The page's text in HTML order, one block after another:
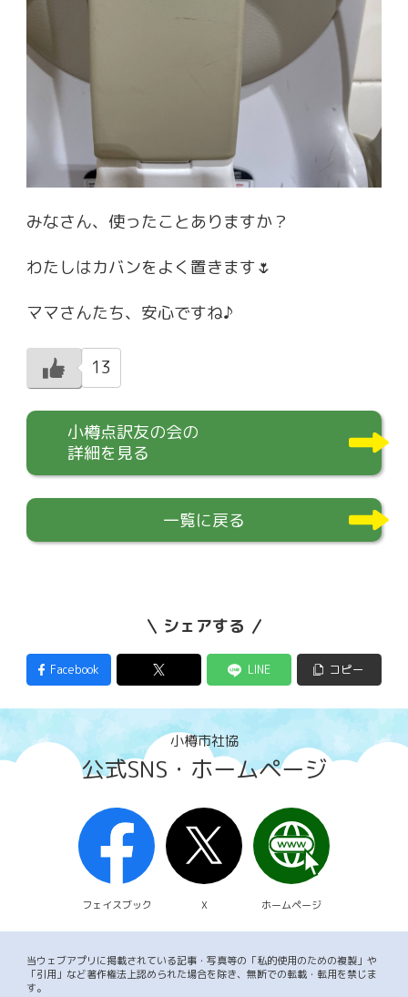
みなさん、使ったことありますか？
わたしはカバンをよく置きます🌷
ママさんたち、安心ですね♪
13
小樽点訳友の会の
詳細を見る
一覧に戻る
シェアする
Facebook LINE コピー
小樽市社協
公式SNS・ホームページ
フェイスブック X ホームページ
当ウェブアプリに掲載されている記事・写真等の「私的使用のための複製」や
「引用」など著作権法上認められた場合を除き、無断での転載・転用を禁じま
す。